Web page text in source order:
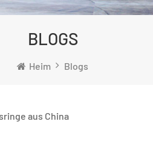
BLOGS
Heim Blogs
aus China